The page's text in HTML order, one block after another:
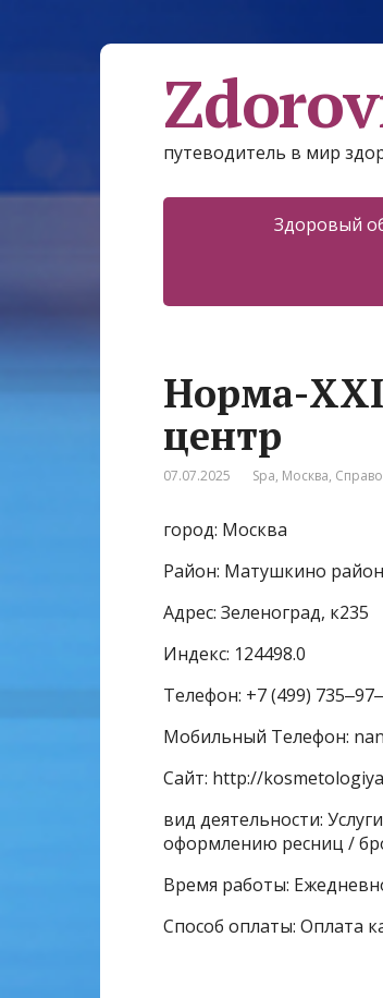
путеводитель в мир
Здоровый
Норма-
центр
07.07.2025 Spa, Москва,
город: Москва
Район: Матушкино район
Адрес: Зеленоград, к235
Индекс: 124498.0
Телефон: +7 (499)
Мобильный Телефон: nan
Сайт: http://
вид деятельности:
оформлению ресниц /
Время работы:
Способ оплаты: Оплата